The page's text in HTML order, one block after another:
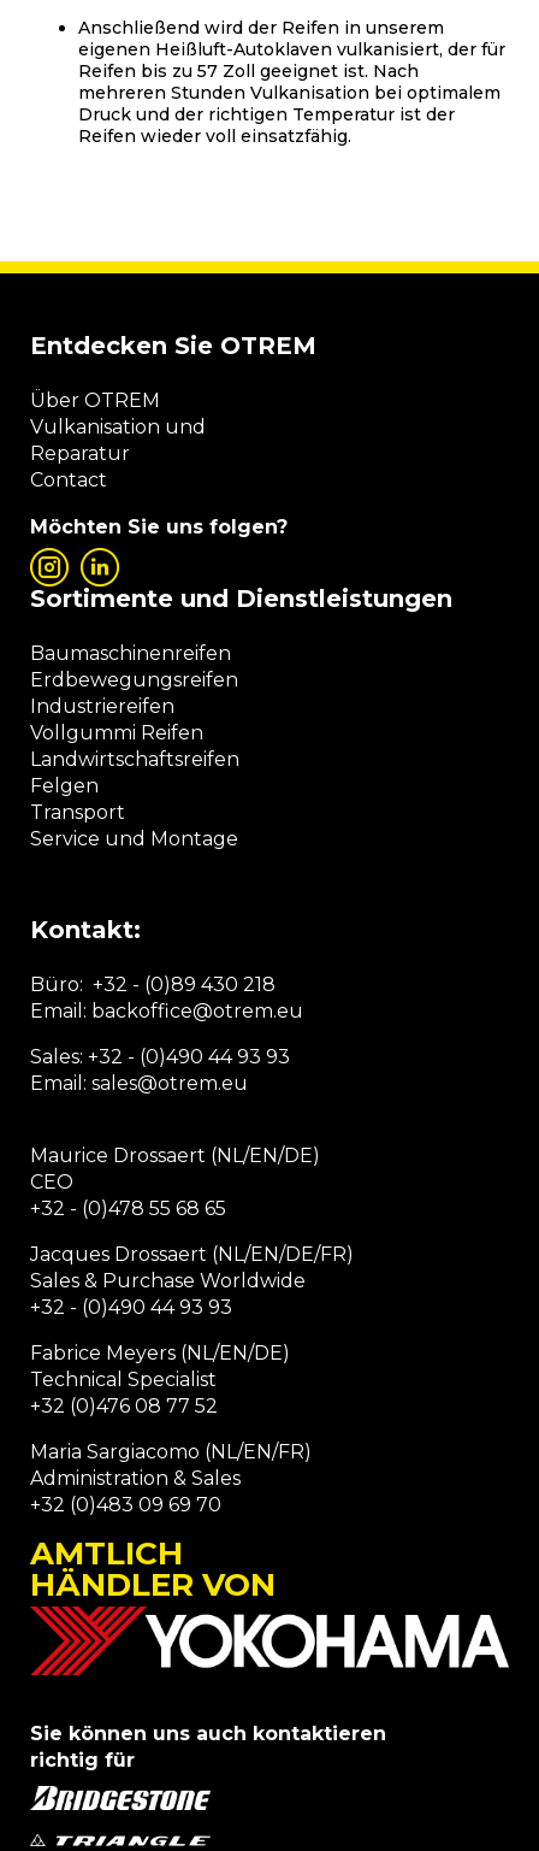
Anschließend wird der Reifen in unserem
eigenen Heißluft-Autoklaven vulkanisiert, der für
Reifen bis zu 57 Zoll geeignet ist. Nach
mehreren Stunden Vulkanisation bei optimalem
Druck und der richtigen Temperatur ist der
Reifen wieder voll einsatzfähig.
Kontakt:
Büro: +32 - (0)89 430 218
Email: backoffice@otrem.eu
Sales: +32 - (0)490 44 93 93
Email: sales@otrem.eu
Maurice Drossaert (NL/EN/DE)
CEO
+32 - (0)478 55 68 65
Jacques Drossaert (NL/EN/DE/FR)
Sales & Purchase Worldwide
+32 - (0)490 44 93 93
Fabrice Meyers (NL/EN/DE)
Technical Specialist
+32 (0)476 08 77 52
Maria Sargiacomo (NL/EN/FR)
Administration & Sales
+32 (0)483 09 69 70
Sortimente und Dienstleistungen
Baumaschinenreifen
Erdbewegungsreifen
Industriereifen
Vollgummi Reifen
Landwirtschaftsreifen
Felgen
Transport
Service und Montage
Entdecken Sie OTREM
Über OTREM
Vulkanisation und
Reparatur
Contact
Möchten Sie uns folgen?
AMTLICH
HÄNDLER VON
Sie können uns auch kontaktieren
richtig für